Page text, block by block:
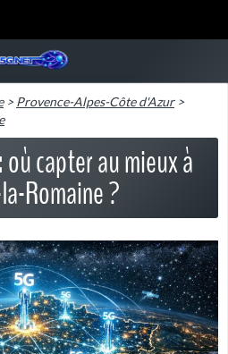
>Provence-Alpes-Côte d'Azur>
capter au mieux à
Romaine ?